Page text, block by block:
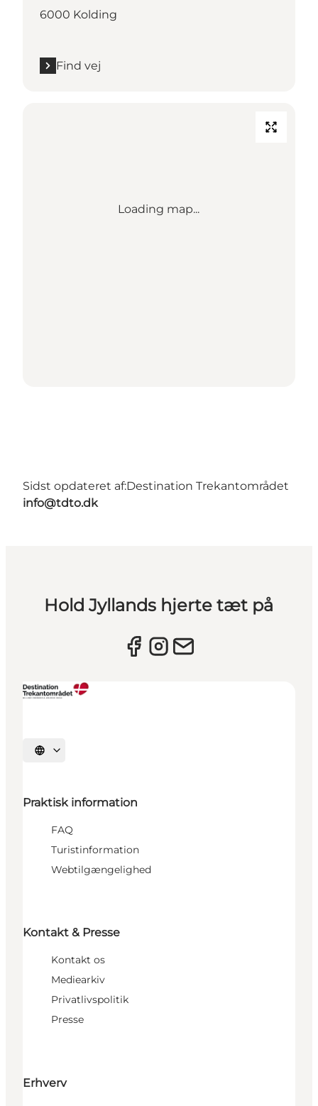
6000 Kolding
Find vej
Loading map...
Sidst opdateret af:Destination Trekantområdet
info@tdto.dk
Hold Jyllands hjerte tæt på
Vælg sprog
Praktisk information
FAQ
Turistinformation
Webtilgængelighed
Kontakt & Presse
Kontakt os
Mediearkiv
Privatlivspolitik
Presse
Erhverv